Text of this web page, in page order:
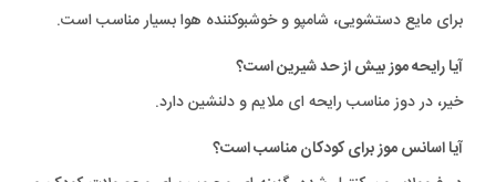
برای مایع دستشویی، شامپو و خوشبوکننده هوا بسیار مناسب است.
آیا رایحه موز بیش از حد شیرین است؟
خیر، در دوز مناسب رایحه ای ملایم و دلنشین دارد.
آیا اسانس موز برای کودکان مناسب است؟